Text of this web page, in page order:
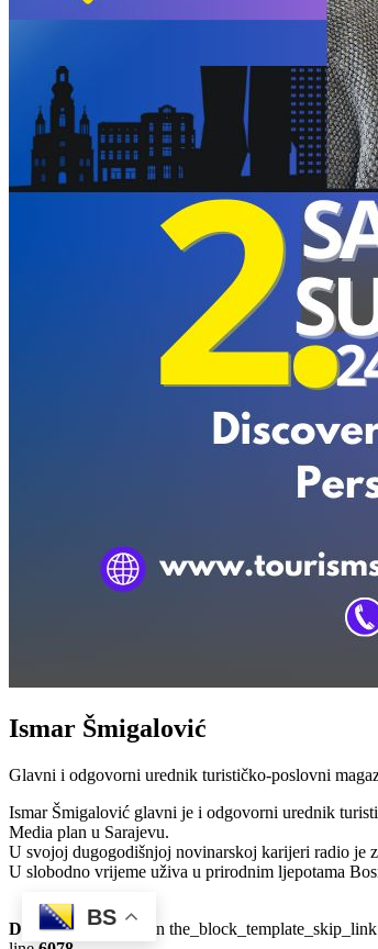
Ismar Šmigalović
Glavni i odgovorni urednik turističko-poslovni
Ismar Šmigalović glavni je i odgovorni urednik
Media plan u Sarajevu.
U svojoj dugogodišnjoj novinarskoj karijeri radio je
U slobodno vrijeme uživa u prirodnim ljepotama
Deprecated: Function
BS